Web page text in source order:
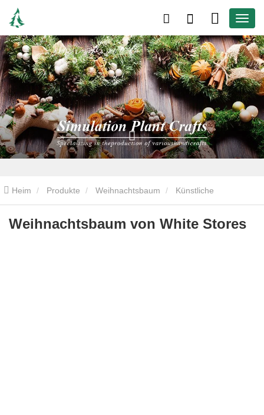
Heim Produkte Weihnachtsbaum Künstliche
Weihnachtsbäume Weihnachtsbaum von White Stores
Weihnachtsbaum von White Stores